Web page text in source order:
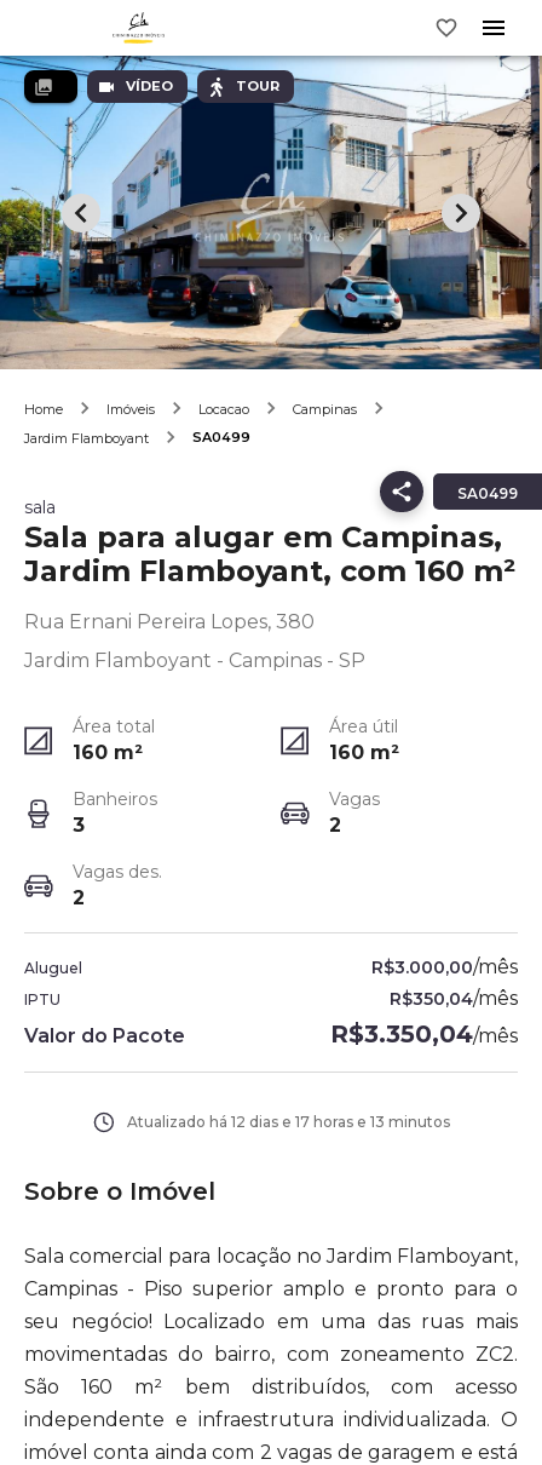
VÍDEO TOUR
Home Imóveis Locacao
Campinas
Jardim Flamboyant
SA0499
SA0499
sala
Sala para alugar em Campinas,
Jardim Flamboyant, com 160 m²
Rua Ernani Pereira Lopes, 380
Jardim Flamboyant - Campinas - SP
Área total
160 m²
Área útil
160 m²
Banheiros
3
Vagas
2
Vagas des.
2
Aluguel R$3.000,00/mês
IPTU R$350,04/mês
Valor do Pacote
R$3.350,04/mês
Atualizado há 12 dias e 17 horas e 13 minutos
Sobre o Imóvel
Sala comercial para locação no Jardim Flamboyant,
Campinas - Piso superior amplo e pronto para o
seu negócio! Localizado em uma das ruas mais
movimentadas do bairro, com zoneamento ZC2.
São 160 m² bem distribuídos, com acesso
independente e infraestrutura individualizada. O
imóvel conta ainda com 2 vagas de garagem e está